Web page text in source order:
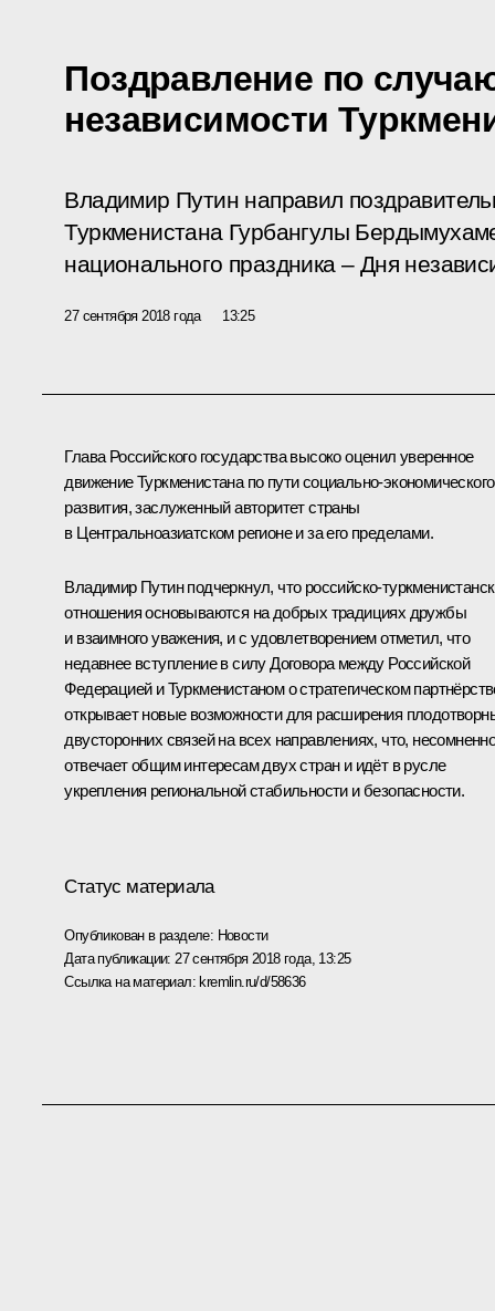
Поздравление по
независимости
Владимир Путин направил
Туркменистана Гурбангулы
национального праздника – Дня
27 сентября 2018 года 13:25
Глава Российского государства высоко оценил уверенное
движение Туркменистана по пути социально-экономического
развития, заслуженный авторитет страны
в Центральноазиатском регионе и за его пределами.
Владимир Путин подчеркнул, что российско-
отношения основываются на добрых традициях дружбы
и взаимного уважения, и с удовлетворением отметил, что
недавнее вступление в силу Договора между Российской
Федерацией и Туркменистаном о стратегическом
открывает новые возможности для расширения
двусторонних связей на всех направлениях, что,
отвечает общим интересам двух стран и идёт в русле
укрепления региональной стабильности и безопасности.
Статус материала
Опубликован в разделе: Новости
Дата публикации: 27 сентября 2018 года, 13:25
Ссылка на материал: kremlin.ru/d/58636